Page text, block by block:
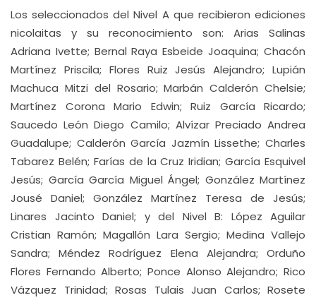
Los seleccionados del Nivel A que recibieron ediciones
nicolaitas y su reconocimiento son: Arias Salinas
Adriana Ivette; Bernal Raya Esbeide Joaquina; Chacón
Martínez Priscila; Flores Ruiz Jesús Alejandro; Lupián
Machuca Mitzi del Rosario; Marbán Calderón Chelsie;
Martínez Corona Mario Edwin; Ruiz García Ricardo;
Saucedo León Diego Camilo; Alvízar Preciado Andrea
Guadalupe; Calderón García Jazmín Lissethe; Charles
Tabarez Belén; Farías de la Cruz Iridian; García Esquivel
Jesús; García García Miguel Ángel; González Martínez
Jousé Daniel; González Martínez Teresa de Jesús;
Linares Jacinto Daniel; y del Nivel B: López Aguilar
Cristian Ramón; Magallón Lara Sergio; Medina Vallejo
Sandra; Méndez Rodríguez Elena Alejandra; Orduño
Flores Fernando Alberto; Ponce Alonso Alejandro; Rico
Vázquez Trinidad; Rosas Tulais Juan Carlos; Rosete